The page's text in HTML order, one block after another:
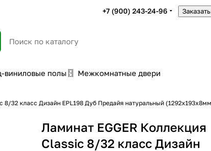
+7 (900) 243-24-96
виниловые полы Межкомнатные двери
8/32 класс Дизайн EPL198 Дуб Предайя натуральный
Ламинат EGGER Коллекция
Classic 8/32 класс Дизайн